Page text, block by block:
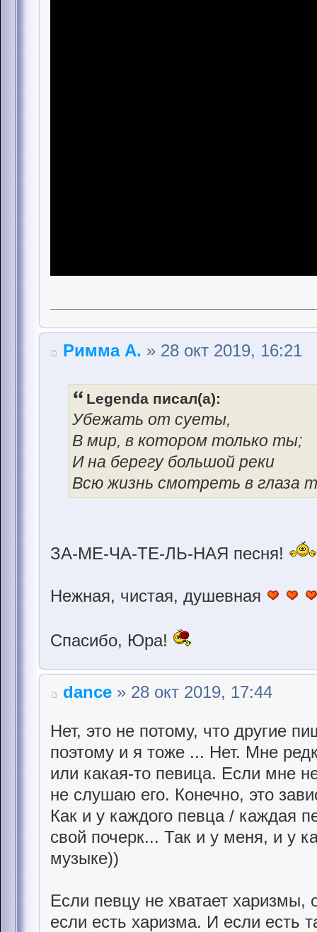
Римма А. » 28 окт 2019, 16:21
Legenda писал(а):
Убежать от суеты,
В мир, в котором только ты;
И на берегу большой реки
Всю жизнь смотреть в глаза
ЗА-МЕ-ЧА-ТЕ-ЛЬ-НАЯ песня!
Нежная, чистая, душевная
Спасибо, Юра!
dance » 28 окт 2019, 17:44
Нет, это не потому, что другие
поэтому и я тоже ... Нет. Мне
или какая-то певица. Если мне
не слушаю его. Конечно, это
Как и у каждого певца / каждая
свой почерк... Так и у меня, и у
музыке))
Если певцу не хватает
если есть харизма. И если есть